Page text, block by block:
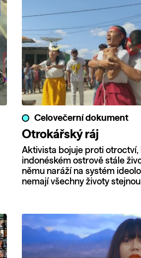
Celovečerní dokument
Otrokářský ráj
Aktivista bojuje proti otroctví,
indonéském ostrově stále
němu naráží na systém
nemají všechny životy